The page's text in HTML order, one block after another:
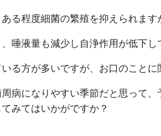
る程度細菌の繁殖を抑えられま
唾液量も減少し自浄作用が低下し
る方が多いですが、お口のことに
病になりやすい季節だと思って、
みてはいかがですか？